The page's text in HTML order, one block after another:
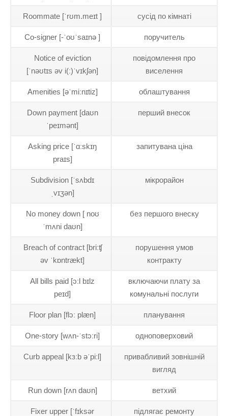
Roommate [ˈrʊm.meɪt ] сусід по кімнаті
Co-signer [-ˈoʊˈsaɪnə ] поручитель
Notice of eviction
[ˈnəʊtɪs əv i(ː)ˈvɪkʃən]
повідомлення про
виселення
Amenities [əˈmiːnɪtiz] облаштування
Down payment [daʊn
ˈpeɪmənt]
перший внесок
Asking price [ˈɑːskɪŋ
praɪs]
запитувана ціна
Subdivision [ˈsʌbdɪ
ˌvɪʒən]
мікрорайон
No money down [ noʊ
ˈmʌni daʊn]
без першого внеску
Breach of contract [briːʧ
əv ˈkɒntrækt]
порушення умов
контракту
All bills paid [ɔːl bɪlz
peɪd]
включаючи плату за
комунальні послуги
Floor plan [flɔː plæn] планування
One-story [wʌn-ˈstɔːri] одноповерховий
Curb appeal [kɜːb əˈpiːl]
привабливий зовнішній
вигляд
Run down [rʌn daʊn] ветхий
Fixer upper [ˈfɪksər
підлягає ремонту